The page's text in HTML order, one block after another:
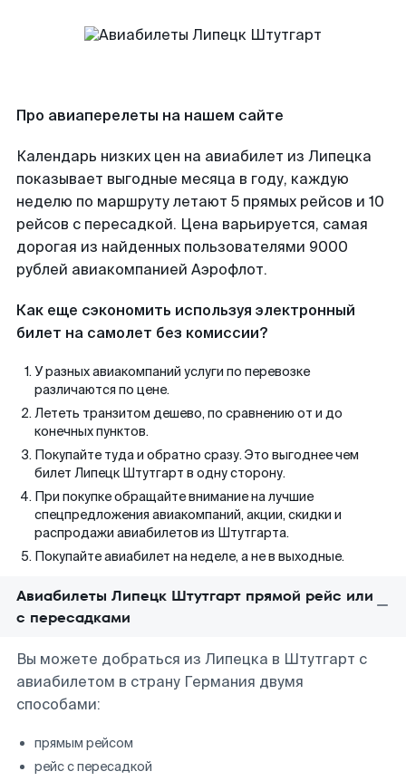
Про авиаперелеты на нашем сайте
Календарь низких цен на авиабилет из Липецка
показывает выгодные месяца в году, каждую
неделю по маршруту летают 5 прямых рейсов и 10
рейсов с пересадкой. Цена варьируется, самая
дорогая из найденных пользователями 9000
рублей авиакомпанией Аэрофлот.
Как еще сэкономить используя электронный
билет на самолет без комиссии?
У разных авиакомпаний услуги по перевозке
различаются по цене.
Лететь транзитом дешево, по сравнению от и до
конечных пунктов.
Покупайте туда и обратно сразу. Это выгоднее чем
билет Липецк Штутгарт в одну сторону.
При покупке обращайте внимание на лучшие
спецпредложения авиакомпаний, акции, скидки и
распродажи авиабилетов из Штутгарта.
Покупайте авиабилет на неделе, а не в выходные.
Авиабилеты Липецк Штутгарт прямой рейс или
с пересадками
Вы можете добраться из Липецка в Штутгарт с
авиабилетом в страну Германия двумя
способами:
прямым рейсом
рейс с пересадкой